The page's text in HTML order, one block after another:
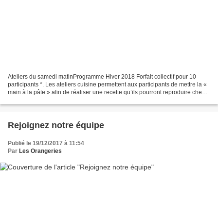
Ateliers du samedi matinProgramme Hiver 2018 Forfait collectif pour 10
participants *. Les ateliers cuisine permettent aux participants de mettre la «
main à la pâte » afin de réaliser une recette qu’ils pourront reproduire chez
Rejoignez notre équipe
Publié le 19/12/2017 à 11:54
Par Les Orangeries